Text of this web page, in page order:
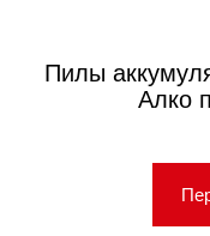
Пилы
Алко